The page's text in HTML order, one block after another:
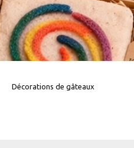
Décorations de gâteaux